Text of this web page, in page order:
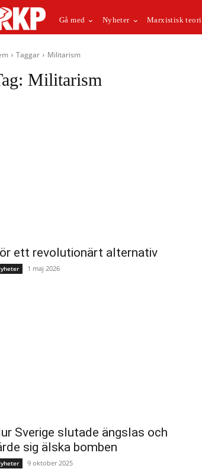
Gå med Nyheter Marxistisk teori
Taggar Militarism
Militarism
ett revolutionärt alternativ
1 maj 2026
Sverige slutade ängslas och
sig älska bomben
9 oktober 2025